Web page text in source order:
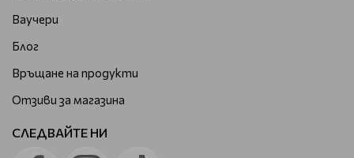
Ваучери
Блог
Връщане на продукти
Отзиви за магазина
СЛЕДВАЙТЕ НИ